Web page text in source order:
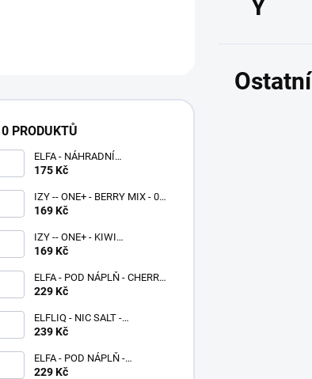
PRODUKTŮ
ELFA - NÁHRADNÍ
CARTRIDGE 1,1ohm - 2 KS
175 Kč
IZY -- ONE+ - BERRY MIX - 0
MG - 1000
169 Kč
IZY -- ONE+ - KIWI
PASSIONFRUIT GUAVA - 0 MG
169 Kč
ELFA - POD NÁPLŇ - CHERRY
20 MG
229 Kč
ELFLIQ - NIC SALT -
BLUEBERRY SOUR
239 Kč
ELFA - POD NÁPLŇ -
BLACKBERRY LEMON 20 MG
229 Kč
Y
Ostatní